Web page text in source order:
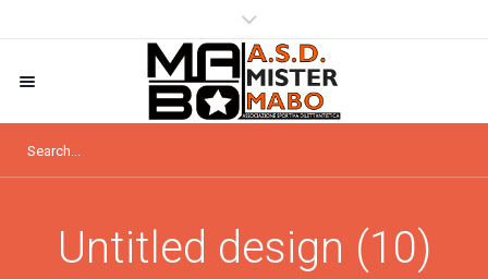
Untitled design (10)